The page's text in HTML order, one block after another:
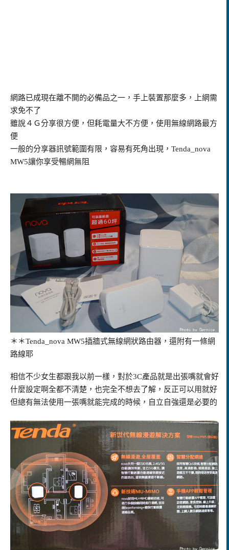
網路已成現在離不開的必備品之一，手上裝置那麼多，上網需
求免不了
雖說４Ｇ分享很方便，但耗電量大不方便，使用無線網路最方
便
一般的分享器訊號範圍有限，容易有死角出現，Tenda_nova
MW5讓你享受暢網無阻
＊＊Tenda_nova MW5插牆式無線網狀路由器，還附有一條網
路線耶
相信不少女生都跟我以前一樣，對於3C產品就是出張嘴就會好
什麼設定啊全都不清楚，也完全不想去了解，反正可以用就好
但總有無法使用一張嘴就能完成的時候，自立自強還是必要的